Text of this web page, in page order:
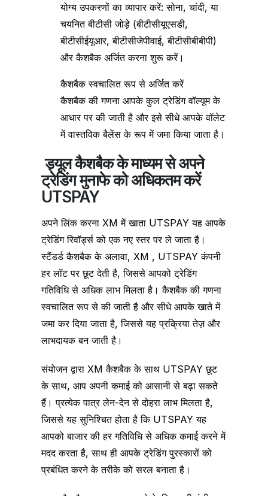
योग्य उपकरणों का व्यापार करें: सोना, चांदी, या
चयनित बीटीसी जोड़े (बीटीसीयूएसडी,
बीटीसीईयूआर, बीटीसीजेपीवाई, बीटीसीबीबीपी)
और कैशबैक अर्जित करना शुरू करें।
कैशबैक स्वचालित रूप से अर्जित करें
कैशबैक की गणना आपके कुल ट्रेडिंग वॉल्यूम के
आधार पर की जाती है और इसे सीधे आपके वॉलेट
में वास्तविक बैलेंस के रूप में जमा किया जाता है।
ड्यूल कैशबैक के माध्यम से अपने
ट्रेडिंग मुनाफे को अधिकतम करें
UTSPAY
अपने लिंक करना XM में खाता UTSPAY यह आपके
ट्रेडिंग रिवॉर्ड्स को एक नए स्तर पर ले जाता है।
स्टैंडर्ड कैशबैक के अलावा, XM , UTSPAY कंपनी
हर लॉट पर छूट देती है, जिससे आपको ट्रेडिंग
गतिविधि से अधिक लाभ मिलता है। कैशबैक की गणना
स्वचालित रूप से की जाती है और सीधे आपके खाते में
जमा कर दिया जाता है, जिससे यह प्रक्रिया तेज़ और
लाभदायक बन जाती है।
संयोजन द्वारा XM कैशबैक के साथ UTSPAY छूट
के साथ, आप अपनी कमाई को आसानी से बढ़ा सकते
हैं। प्रत्येक पात्र लेन-देन से दोहरा लाभ मिलता है,
जिससे यह सुनिश्चित होता है कि UTSPAY यह
आपको बाजार की हर गतिविधि से अधिक कमाई करने में
मदद करता है, साथ ही आपके ट्रेडिंग पुरस्कारों को
प्रबंधित करने के तरीके को सरल बनाता है।